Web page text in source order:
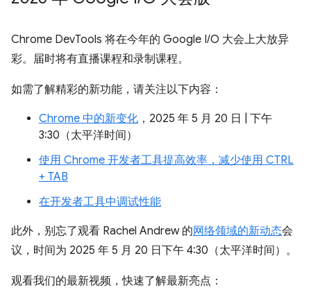
Chrome DevTools 将在今年的 Google I/O 大会上大放异
彩。届时将有直播课程和录制课程。
如需了解精彩的新功能，请关注以下内容：
Chrome 中的新变化 ，2025 年 5 月 20 日 | 下午
3:30（太平洋时间）
使用 Chrome 开发者工具提高效率，减少使用 CTRL
+ TAB
在开发者工具中调试性能
此外，别忘了观看 Rachel Andrew 的网络领域的新动态会
议，时间为 2025 年 5 月 20 日下午 4:30（太平洋时间）。
观看我们的最新视频，快速了解最新亮点：